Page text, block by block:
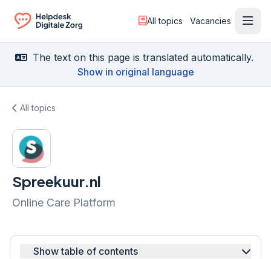
Ga naar de homepagina
All topics Vacancies
The text on this page is translated automatically.
Show in original language
All topics
Spreekuur.nl
Online Care Platform
Show table of contents